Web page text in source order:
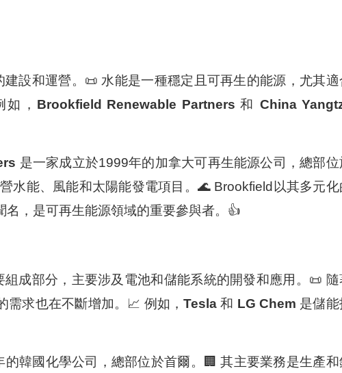
設和運營。📜 水能是一種穩定且可再生的能源，尤其適
， Brookfield Renewable Partners 和 China
是一家成立於1999年的加拿大可再生能源公司，總部位
水能、風能和太陽能發電項目。🌊 Brookfield以其多元化
，是可再生能源領域的重要參與者。👍
成部分，主要涉及電池和儲能系統的開發和應用。📜 隨
需求也在不斷增加。📈 例如，Tesla 和 LG Chem 是儲能
的韓國化學公司，總部位於首爾。🏢 其主要業務是生產和